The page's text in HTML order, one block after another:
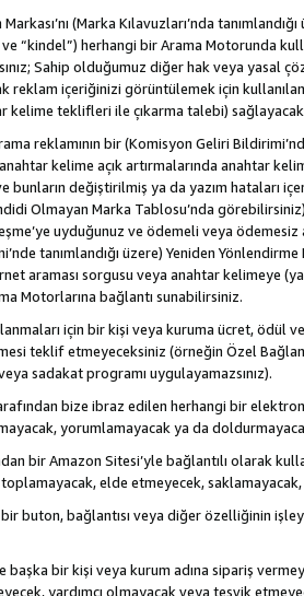
(Marka Kılavuzları’nda
ve “kindel”) herhangi bir Arama Motorunda
Sahip olduğumuz diğer hak veya yasal
reklam içeriğinizi görüntülemek için
teklifleri ile çıkarma talebi)
reklamının bir (Komisyon Geliri
kelime açık artırmalarında anahtar
bunların değiştirilmiş ya da yazım hataları
Olmayan Marka Tablosu’nda
uyduğunuz ve ödemeli veya
tanımlandığı üzere) Yeniden
araması sorgusu veya anahtar kelimeye
Motorlarına bağlantı sunabilirsiniz.
için bir kişi veya kuruma ücret, ödül
teklif etmeyeceksiniz (örneğin Özel
sadakat programı uygulayamazsınız).
bize ibraz edilen herhangi bir
yorumlamayacak ya da
bir Amazon Sitesi’yle bağlantılı olarak
elde etmeyecek,
bir buton, bağlantısı veya diğer özelliğinin
başka bir kişi veya kurum adına sipariş
yardımcı olmayacak veya teşvik